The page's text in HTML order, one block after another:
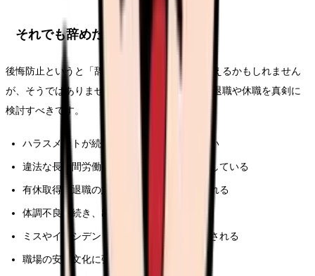
それでも辞めた方がいいケース
後悔防止というと「辞めない方がいい」と聞こえるかもしれません
が、そうではありません。次のような場合は、退職や休職を真剣に
検討すべきです。
ハラスメントが続き、相談しても改善しない
違法な長時間労働やサービス残業が常態化している
有休取得や退職の意思表示を不当に妨げられる
体調不良が続き、出勤が危険な状態
ミスやインシデントが個人責任だけで処理される
職場の安全文化に強い不安がある